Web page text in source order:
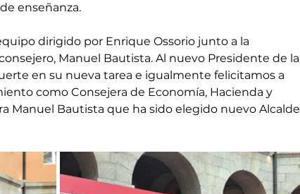
enseñanza.
dirigido por Enrique Ossorio junto a la
Manuel Bautista. Al nuevo Presidente de la
en su nueva tarea e igualmente felicitamos a
como Consejera de Economía, Hacienda y
Manuel Bautista que ha sido elegido nuevo Alcalde